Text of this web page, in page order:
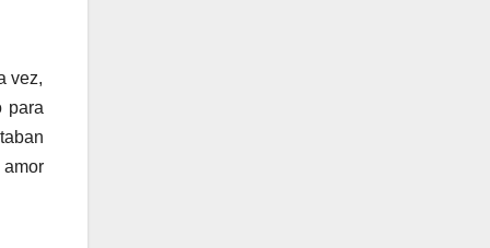
vez,
para
amor